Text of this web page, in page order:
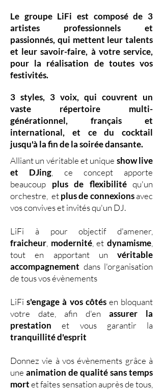
Le groupe LiFi est composé de 3
artistes professionnels et
passionnés, qui mettent leur talents
et leursavoir-faire, à votre service,
pour la réalisation de toutes vos
festivités.
3 styles, 3 voix, qui couvrent un
vaste répertoire multi-
générationnel,
français et
international, et ce du cocktail
jusqu'à la fin de la soirée dansante.
Alliant un véritable et unique show live
et DJing
ce concept apporte
beaucoup plus de flexibilitéqu'un
orchestre, etplus de connexionsavec
vos convives et invités qu'un DJ.
LiFi à pour objectif d'amener,
fraicheur modernité, etdynamisme
tout en apportant un véritable
accompagnement dans l'organisation
de tous vos évènements
LiFis'engage à vos côtésen bloquant
votre date, afin d'en assurer la
prestationet vous garantir la
tranquillité d'esprit
Donnez vie à vos évènements grâce à
une animation de qualité sans temps
mortet faites sensation auprès de tous,